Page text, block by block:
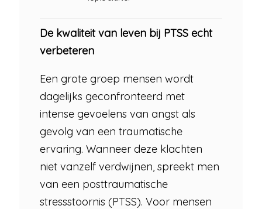
De kwaliteit van leven bij PTSS echt
verbeteren
Een grote groep mensen wordt
dagelijks geconfronteerd met
intense gevoelens van angst als
gevolg van een traumatische
ervaring. Wanneer deze klachten
niet vanzelf verdwijnen, spreekt men
van een posttraumatische
stressstoornis (PTSS). Voor mensen